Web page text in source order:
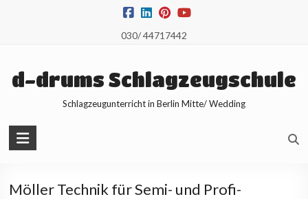
030/ 44717442
d-drums Schlagzeugschule
Schlagzeugunterricht in Berlin Mitte/ Wedding
Möller Technik für Semi- und Profi-